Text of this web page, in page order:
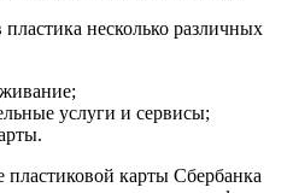
несколько различных
услуги и сервисы;
карты Сбербанка